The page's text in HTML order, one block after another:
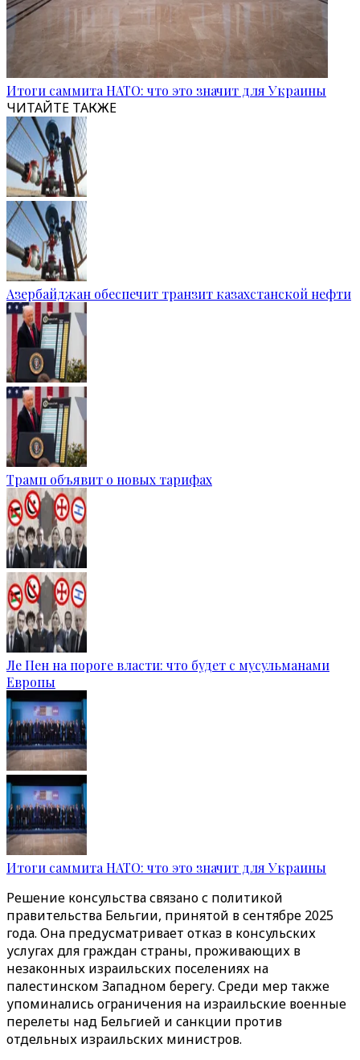
Итоги саммита НАТО: что это значит для Украины
ЧИТАЙТЕ ТАКЖЕ
Азербайджан обеспечит транзит казахстанской нефти
Трамп объявит о новых тарифах
Ле Пен на пороге власти: что будет с мусульманами
Европы
Итоги саммита НАТО: что это значит для Украины
Решение консульства связано с политикой
правительства Бельгии, принятой в сентябре 2025
года. Она предусматривает отказ в консульских
услугах для граждан страны, проживающих в
незаконных израильских поселениях на
палестинском Западном берегу. Среди мер также
упоминались ограничения на израильские военные
перелеты над Бельгией и санкции против
отдельных израильских министров.